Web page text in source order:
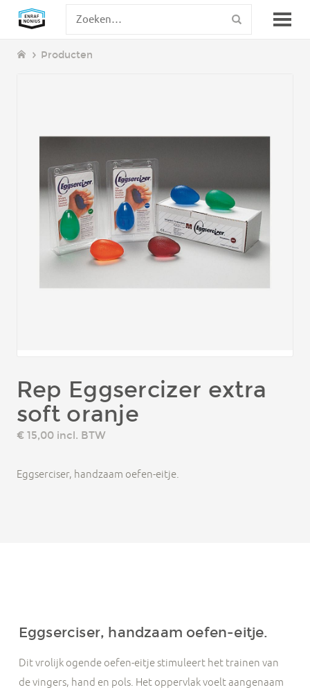
Producten
Rep Eggsercizer extra
soft oranje
€ 15,00 incl. BTW
Eggserciser, handzaam oefen-eitje.
Eggserciser, handzaam oefen-eitje.
Dit vrolijk ogende oefen-eitje stimuleert het trainen van
de vingers, hand en pols. Het oppervlak voelt aangenaam